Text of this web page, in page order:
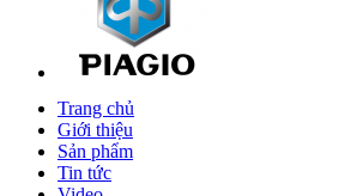
Trang chủ
Giới thiệu
Sản phẩm
Tin tức